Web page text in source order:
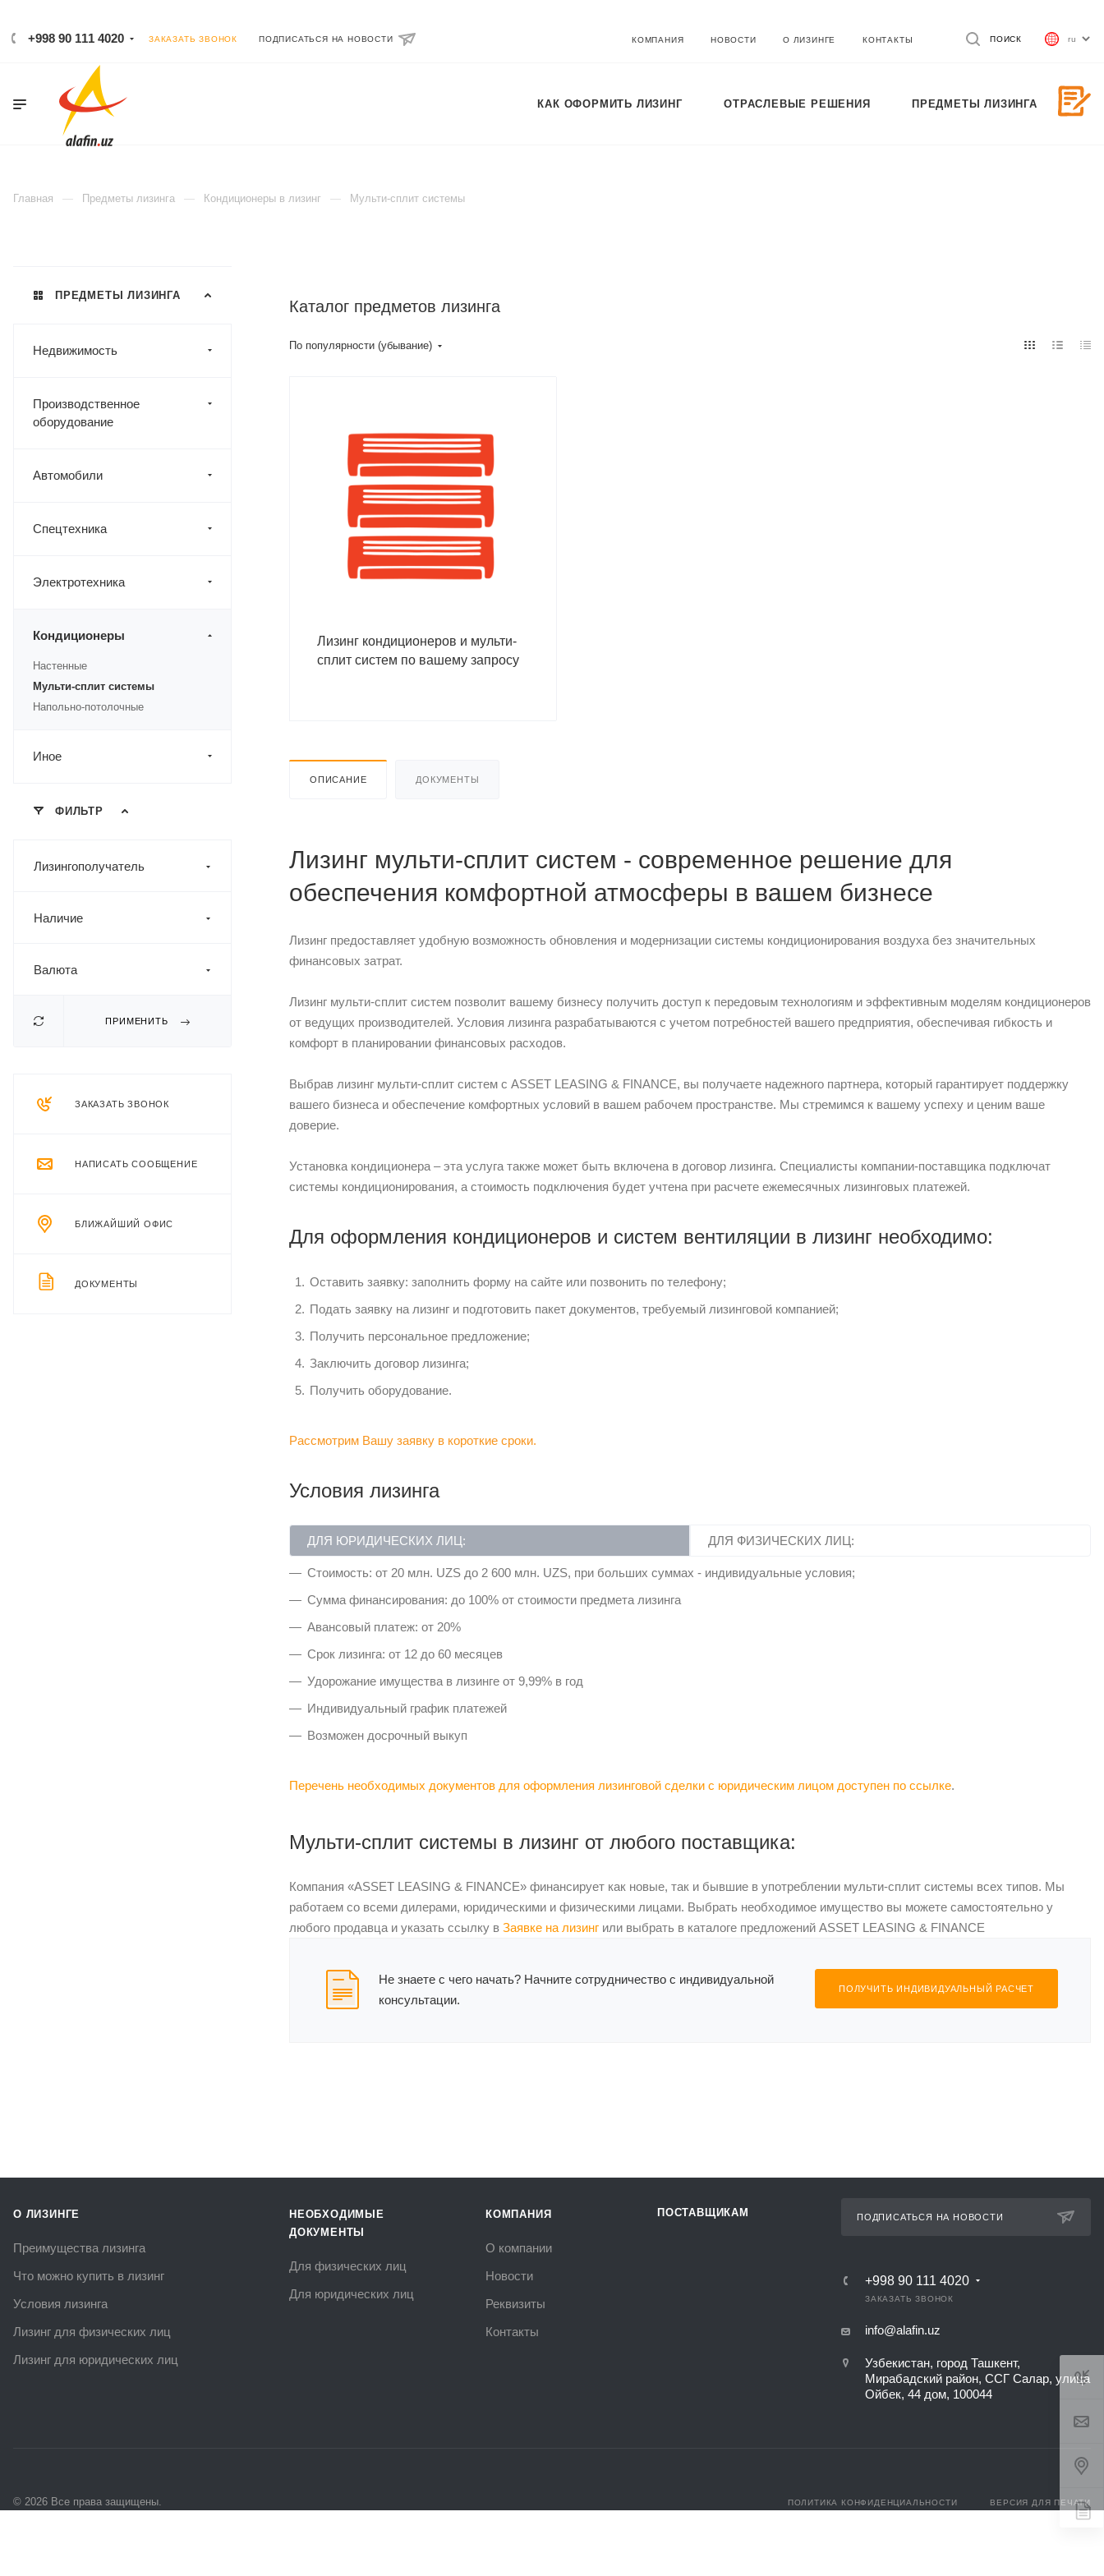
+998 90 111 4020 ЗАКАЗАТЬ ЗВОНОК ПОДПИСАТЬСЯ НА НОВОСТИ ПОИСК
КОМПАНИЯ НОВОСТИ О ЛИЗИНГЕ КОНТАКТЫ
КАК ОФОРМИТЬ ЛИЗИНГ ОТРАСЛЕВЫЕ РЕШЕНИЯ ПРЕДМЕТЫ ЛИЗИНГА
Главная Предметы лизинга Кондиционеры в лизинг Мульти-сплит системы
ПРЕДМЕТЫ ЛИЗИНГА
Недвижимость
Производственное
оборудование
Автомобили
Спецтехника
Электротехника
Кондиционеры
Настенные
Мульти-сплит системы
Напольно-потолочные
Иное
ФИЛЬТР
Лизингополучатель
Наличие
Валюта
ПРИМЕНИТЬ
ЗАКАЗАТЬ ЗВОНОК
НАПИСАТЬ СООБЩЕНИЕ
БЛИЖАЙШИЙ ОФИС
ДОКУМЕНТЫ
Каталог предметов лизинга
По популярности (убывание)
Лизинг кондиционеров и мульти-
сплит систем по вашему запросу
ОПИСАНИЕ ДОКУМЕНТЫ
Лизинг мульти-сплит систем - современное решение для
обеспечения комфортной атмосферы в вашем бизнесе
Лизинг предоставляет удобную возможность обновления и модернизации системы кондиционирования воздуха без значительных
финансовых затрат.
Лизинг мульти-сплит систем позволит вашему бизнесу получить доступ к передовым технологиям и эффективным моделям кондиционеров
от ведущих производителей. Условия лизинга разрабатываются с учетом потребностей вашего предприятия, обеспечивая гибкость и
комфорт в планировании финансовых расходов.
Выбрав лизинг мульти-сплит систем с ASSET LEASING & FINANCE, вы получаете надежного партнера, который гарантирует поддержку
вашего бизнеса и обеспечение комфортных условий в вашем рабочем пространстве. Мы стремимся к вашему успеху и ценим ваше
доверие.
Установка кондиционера – эта услуга также может быть включена в договор лизинга. Специалисты компании-поставщика подключат
системы кондиционирования, а стоимость подключения будет учтена при расчете ежемесячных лизинговых платежей.
Для оформления кондиционеров и систем вентиляции в лизинг необходимо:
Оставить заявку: заполнить форму на сайте или позвонить по телефону;
Подать заявку на лизинг и подготовить пакет документов, требуемый лизинговой компанией;
Получить персональное предложение;
Заключить договор лизинга;
Получить оборудование.
Рассмотрим Вашу заявку в короткие сроки.
Условия лизинга
ДЛЯ ЮРИДИЧЕСКИХ ЛИЦ: ДЛЯ ФИЗИЧЕСКИХ ЛИЦ:
Стоимость: от 20 млн. UZS до 2 600 млн. UZS, при больших суммах - индивидуальные условия;
Сумма финансирования: до 100% от стоимости предмета лизинга
Авансовый платеж: от 20%
Срок лизинга: от 12 до 60 месяцев
Удорожание имущества в лизинге от 9,99% в год
Индивидуальный график платежей
Возможен досрочный выкуп
Перечень необходимых документов для оформления лизинговой сделки с юридическим лицом доступен по ссылке.
Мульти-сплит системы в лизинг от любого поставщика:
Компания «ASSET LEASING & FINANCE» финансирует как новые, так и бывшие в употреблении мульти-сплит системы всех типов. Мы
работаем со всеми дилерами, юридическими и физическими лицами. Выбрать необходимое имущество вы можете самостоятельно у
любого продавца и указать ссылку в Заявке на лизинг или выбрать в каталоге предложений ASSET LEASING & FINANCE
Не знаете с чего начать? Начните сотрудничество с индивидуальной
консультации.
ПОЛУЧИТЬ ИНДИВИДУАЛЬНЫЙ РАСЧЕТ
О ЛИЗИНГЕ
Преимущества лизинга
Что можно купить в лизинг
Условия лизинга
Лизинг для физических лиц
Лизинг для юридических лиц
НЕОБХОДИМЫЕ
ДОКУМЕНТЫ
Для физических лиц
Для юридических лиц
КОМПАНИЯ
О компании
Новости
Реквизиты
Контакты
ПОСТАВЩИКАМ ПОДПИСАТЬСЯ НА НОВОСТИ
+998 90 111 4020
ЗАКАЗАТЬ ЗВОНОК
info@alafin.uz
Узбекистан, город Ташкент,
Мирабадский район, ССГ Салар, улица
Ойбек, 44 дом, 100044
ВЕРСИЯ ДЛЯ ПЕЧАТИ
ПОЛИТИКА КОНФИДЕНЦИАЛЬНОСТИ
© 2026 Все права защищены.